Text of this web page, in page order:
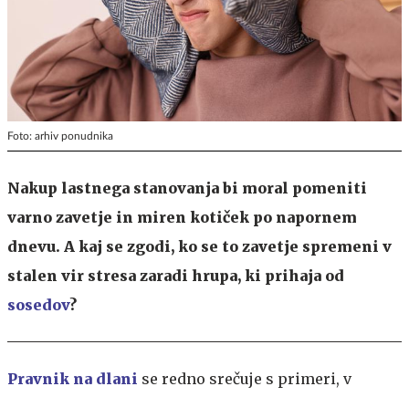
Foto: arhiv ponudnika
Nakup lastnega stanovanja bi moral pomeniti
varno zavetje in miren kotiček po napornem
dnevu. A kaj se zgodi, ko se to zavetje spremeni v
stalen vir stresa zaradi hrupa, ki prihaja od
sosedov?
Pravnik na dlani se redno srečuje s primeri, v